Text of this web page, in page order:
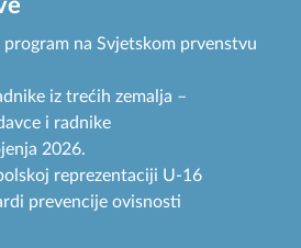
na Svjetskom prvenstvu
iz trećih zemalja –
i radnike
2026.
reprezentaciji U-16
prevencije ovisnosti